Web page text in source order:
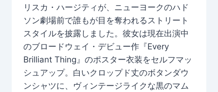
リスカ・ハージティが、ニューヨークのハド
ソン劇場前で誰もが目を奪われるストリート
スタイルを披露しました。彼女は現在出演中
のブロードウェイ・デビュー作『Every
Brilliant Thing』のポスター衣装をセルフマッ
シュアップ。白いクロップド丈のボタンダウ
ンシャツに、ヴィンテージライクな黒のマム